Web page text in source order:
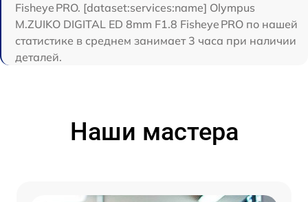
Fisheye PRO. [dataset:services:name] Olympus
M.ZUIKO DIGITAL ED 8mm F1.8 Fisheye PRO по нашей
статистике в среднем занимает 3 часа при наличии
деталей.
Наши мастера